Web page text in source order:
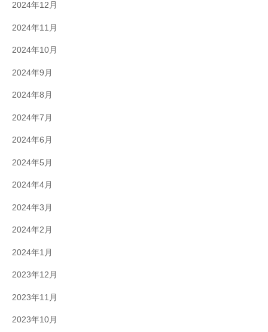
2024年12月
2024年11月
2024年10月
2024年9月
2024年8月
2024年7月
2024年6月
2024年5月
2024年4月
2024年3月
2024年2月
2024年1月
2023年12月
2023年11月
2023年10月